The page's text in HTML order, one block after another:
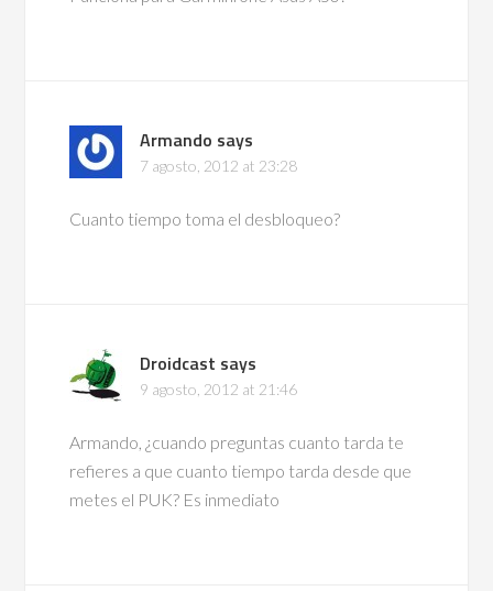
Armando says
7 agosto, 2012 at 23:28
Cuanto tiempo toma el desbloqueo?
Droidcast says
9 agosto, 2012 at 21:46
Armando, ¿cuando preguntas cuanto tarda te
refieres a que cuanto tiempo tarda desde que
metes el PUK? Es inmediato